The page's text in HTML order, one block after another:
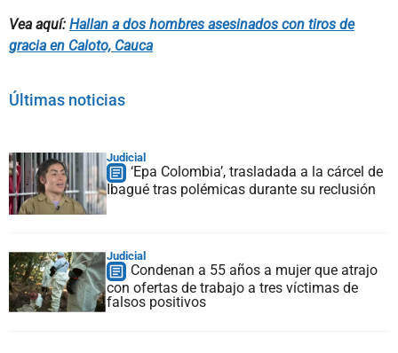
Vea aquí: Hallan a dos hombres asesinados con tiros de
gracia en Caloto, Cauca
Últimas noticias
Judicial
‘Epa Colombia’, trasladada a la cárcel de
Ibagué tras polémicas durante su reclusión
Judicial
Condenan a 55 años a mujer que atrajo
con ofertas de trabajo a tres víctimas de
falsos positivos